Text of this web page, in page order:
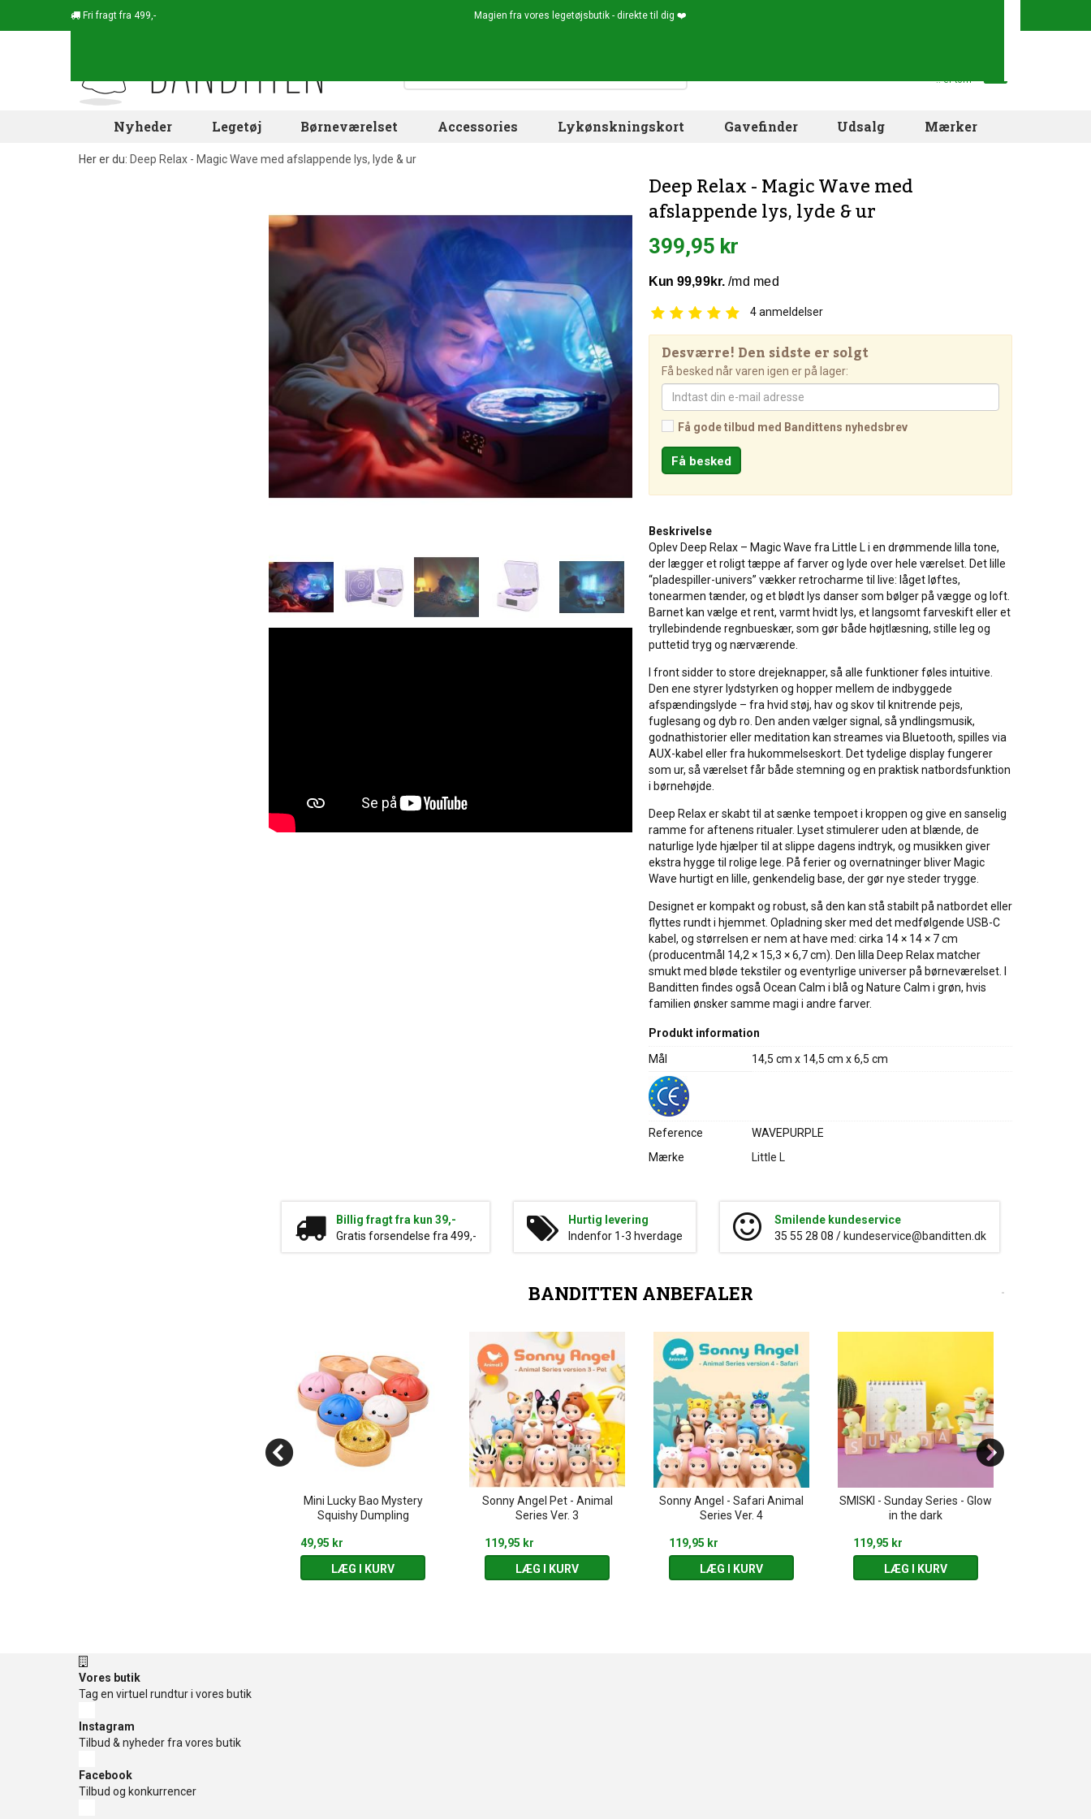
Fri fragt fra 499,- Magien fra vores legetøjsbutik - direkte til dig ❤️
.. er tom
Nyheder Legetøj Børneværelset Accessories Lykønskningskort Gavefinder Udsalg Mærker
Her er du: Deep Relax - Magic Wave med afslappende lys, lyde & ur
Deep Relax - Magic Wave med
afslappende lys, lyde & ur
399,95 kr
4anmeldelser
Desværre! Den sidste er solgt
Få besked når varen igen er på lager:
Få gode tilbud med Bandittens nyhedsbrev
Beskrivelse
Oplev Deep Relax – Magic Wave fra Little L i en drømmende lilla tone,
der lægger et roligt tæppe af farver og lyde over hele værelset. Det lille
“pladespiller-univers” vækker retrocharme til live: låget løftes,
tonearmen tænder, og et blødt lys danser som bølger på vægge og loft.
Barnet kan vælge et rent, varmt hvidt lys, et langsomt farveskift eller et
tryllebindende regnbueskær, som gør både højtlæsning, stille leg og
puttetid tryg og nærværende.
I front sidder to store drejeknapper, så alle funktioner føles intuitive.
Den ene styrer lydstyrken og hopper mellem de indbyggede
afspændingslyde – fra hvid støj, hav og skov til knitrende pejs,
fuglesang og dyb ro. Den anden vælger signal, så yndlingsmusik,
godnathistorier eller meditation kan streames via Bluetooth, spilles via
AUX-kabel eller fra hukommelseskort. Det tydelige display fungerer
som ur, så værelset får både stemning og en praktisk natbordsfunktion
i børnehøjde.
Deep Relax er skabt til at sænke tempoet i kroppen og give en sanselig
ramme for aftenens ritualer. Lyset stimulerer uden at blænde, de
naturlige lyde hjælper til at slippe dagens indtryk, og musikken giver
ekstra hygge til rolige lege. På ferier og overnatninger bliver Magic
Wave hurtigt en lille, genkendelig base, der gør nye steder trygge.
Designet er kompakt og robust, så den kan stå stabilt på natbordet eller
flyttes rundt i hjemmet. Opladning sker med det medfølgende USB-C
kabel, og størrelsen er nem at have med: cirka 14 × 14 × 7 cm
(producentmål 14,2 × 15,3 × 6,7 cm). Den lilla Deep Relax matcher
smukt med bløde tekstiler og eventyrlige universer på børneværelset. I
Banditten findes også Ocean Calm i blå og Nature Calm i grøn, hvis
familien ønsker samme magi i andre farver.
Produkt information
Mål
14,5 cm x 14,5 cm x 6,5 cm
Reference
WAVEPURPLE
Mærke
Little L
Billig fragt fra kun 39,-
Gratis forsendelse fra 499,-
Hurtig levering
Indenfor 1-3 hverdage
Smilende kundeservice
35 55 28 08 / kundeservice@banditten.dk
BANDITTEN ANBEFALER
Mini Lucky Bao Mystery
Squishy Dumpling
49,95 kr
LÆG I KURV
Sonny Angel Pet - Animal
Series Ver. 3
119,95 kr
LÆG I KURV
Sonny Angel - Safari Animal
Series Ver. 4
119,95 kr
LÆG I KURV
SMISKI - Sunday Series - Glow
in the dark
119,95 kr
LÆG I KURV
Vores butik
Tag en virtuel rundtur i vores butik
Instagram
Tilbud & nyheder fra vores butik
Facebook
Tilbud og konkurrencer